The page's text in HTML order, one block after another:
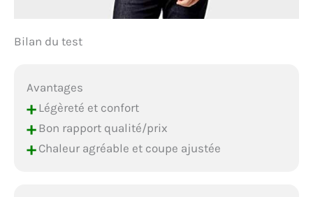
Bilan du test
Avantages
+Légèreté et confort
+Bon rapport qualité/prix
+Chaleur agréable et coupe ajustée